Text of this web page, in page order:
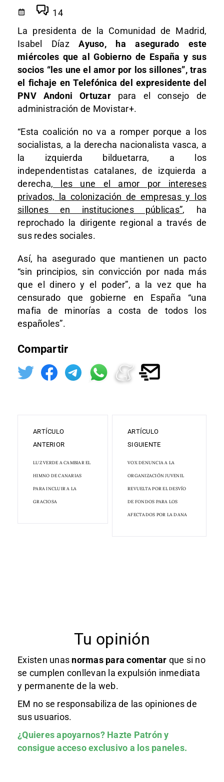
14
La presidenta de la Comunidad de Madrid,
Isabel DíazAyuso, ha asegurado este
miércoles que al Gobierno de España y sus
socios “les une el amor por los sillones”, tras
el fichaje en Telefónica del expresidente del
PNV Andoni Ortuzarpara el consejo de
administración de Movistar+.
“Esta coalición no va a romper porque a los
socialistas, a la derecha nacionalista vasca, a
la izquierda bilduetarra, a los
independentistas catalanes, de izquierda a
derecha, les une el amor por intereses
privados, la colonización de empresas y los
sillones en instituciones públicas”, ha
reprochado la dirigente regional a través de
sus redes sociales.
Así, ha asegurado que mantienen un pacto
“sin principios, sin convicción por nada más
que el dinero y el poder”, a la vez que ha
censurado que gobierne en España “una
mafia de minorías a costa de todos los
españoles”.
Compartir
ARTÍCULO
ANTERIOR
LUZ VERDE A CAMBIAR EL
HIMNO DE CANARIAS
PARA INCLUIR A LA
GRACIOSA
ARTÍCULO
SIGUIENTE
VOX DENUNCIA A LA
ORGANIZACIÓN JUVENIL
REVUELTA POR EL DESVÍO
DE FONDOS PARA LOS
AFECTADOS POR LA DANA
Tu opinión
Existen unas normas para comentar que si no
se cumplen conllevan la expulsión inmediata
y permanente de la web.
EM no se responsabiliza de las opiniones de
sus usuarios.
¿Quieres apoyarnos? Hazte Patróny
consigue acceso exclusivo a los paneles.